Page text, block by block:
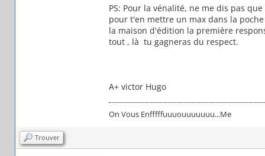
PS: Pour la vénalité, ne me dis pas
pour t'en mettre un max dans la
la maison d'édition la première
tout , là tu gagneras du respect.
A+ victor Hugo
On Vous Enfffffuuuouuuuuuu...Me
Trouver